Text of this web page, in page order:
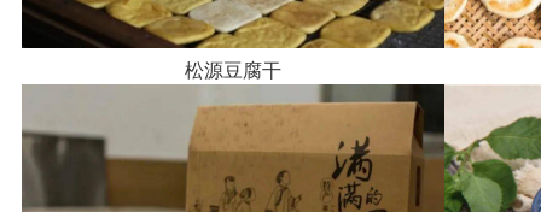
松源豆腐干